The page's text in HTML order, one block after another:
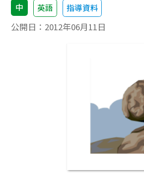
中 英語 指導資料
公開日： 2012年06月11日